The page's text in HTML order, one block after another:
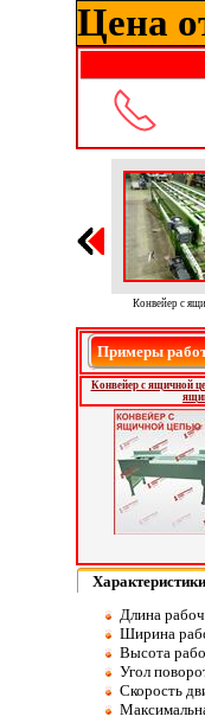
Цена
Конвейер с
Примеры
Конвейер с ящичной
Характеристики
Длина
Ширина
Высота
Угол
Скорость